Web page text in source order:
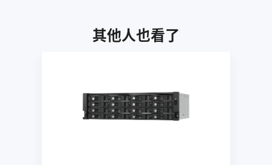
其他人也看了